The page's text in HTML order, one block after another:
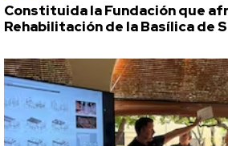
Constituida la Fundación que
Rehabilitación de la Basílica de